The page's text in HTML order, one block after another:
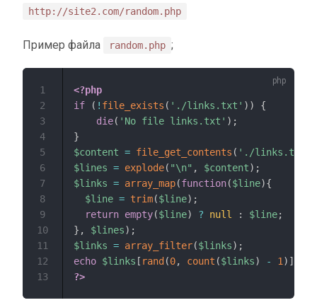
http://site2.com/random.php
Пример файла random.php ;
<?php
if
( ! file_exists ( './links.txt' ) )
{
die( 'No file links.txt' ) ;
}
$content = file_get_contents ( './links.txt'
$lines = explode( "\n" , $content) ;
$links = array_map(function($line){
$line = trim($line) ;
return empty($line) ? null : $line;
} , $lines) ;
$links = array_filter($links) ;
echo $links [ rand(0, count ($links) - 1 ) ]
?>
1
2
3
4
5
6
7
8
9
10
11
12
13